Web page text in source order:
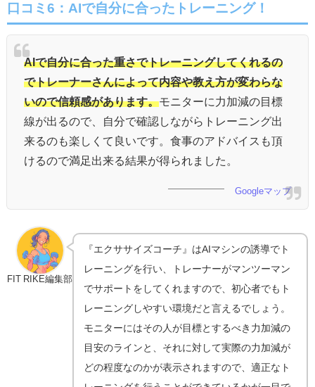
口コミ6：AIで自分に合ったトレーニング！
AIで自分に合った重さでトレーニングしてくれるの
でトレーナーさんによって内容や教え方が変わらな
いので信頼感があります。モニターに力加減の目標
線が出るので、自分で確認しながらトレーニング出
来るのも楽しくて良いです。食事のアドバイスも頂
けるので満足出来る結果が得られました。
Googleマップ
FIT RIKE編集部
『エクササイズコーチ』はAIマシンの誘導でト
レーニングを行い、トレーナーがマンツーマン
でサポートをしてくれますので、初心者でもト
レーニングしやすい環境だと言えるでしょう。
モニターにはその人が目標とするべき力加減の
目安のラインと、それに対して実際の力加減が
どの程度なのかが表示されますので、適正なト